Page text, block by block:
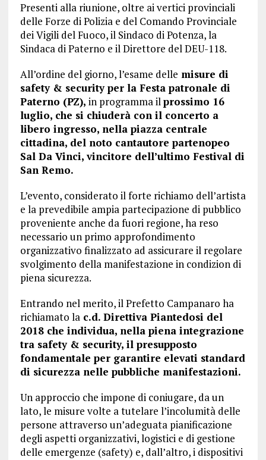
Presenti alla riunione, oltre ai vertici provinciali
delle Forze di Polizia e del Comando Provinciale
dei Vigili del Fuoco, il Sindaco di Potenza, la
Sindaca di Paterno e il Direttore del DEU-118.
All’ordine del giorno, l’esame delle misure di
safety & security per la Festa patronale di
Paterno (PZ), in programma ilprossimo 16
luglio, che si chiuderà con il concerto a
libero ingresso, nella piazza centrale
cittadina, del noto cantautore partenopeo
Sal Da Vinci, vincitore dell’ultimo Festival di
San Remo.
L’evento, considerato il forte richiamo dell’artista
e la prevedibile ampia partecipazione di pubblico
proveniente anche da fuori regione, ha reso
necessario un primo approfondimento
organizzativo finalizzato ad assicurare il regolare
svolgimento della manifestazione in condizion di
piena sicurezza.
Entrando nel merito, il Prefetto Campanaro ha
richiamato lac.d. Direttiva Piantedosi del
2018 che individua, nella piena integrazione
tra safety & security, il presupposto
fondamentale per garantire elevati standard
di sicurezza nelle pubbliche manifestazioni.
Un approccio che impone di coniugare, da un
lato, le misure volte a tutelare l’incolumità delle
persone attraverso un’adeguata pianificazione
degli aspetti organizzativi, logistici e di gestione
delle emergenze (safety) e, dall’altro, i dispositivi